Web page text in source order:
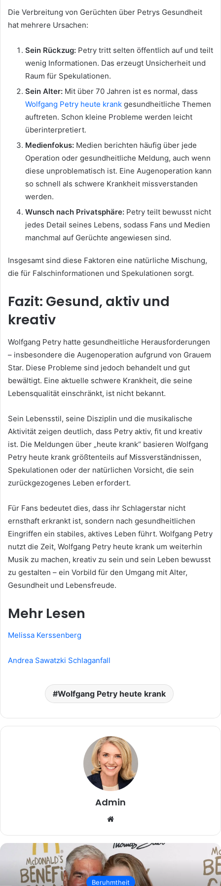
Die Verbreitung von Gerüchten über Petrys Gesundheit
hat mehrere Ursachen:
Sein Rückzug: Petry tritt selten öffentlich auf und teilt
wenig Informationen. Das erzeugt Unsicherheit und
Raum für Spekulationen.
Sein Alter: Mit über 70 Jahren ist es normal, dass
Wolfgang Petry heute krank gesundheitliche Themen
auftreten. Schon kleine Probleme werden leicht
überinterpretiert.
Medienfokus: Medien berichten häufig über jede
Operation oder gesundheitliche Meldung, auch wenn
diese unproblematisch ist. Eine Augenoperation kann
so schnell als schwere Krankheit missverstanden
werden.
Wunsch nach Privatsphäre: Petry teilt bewusst nicht
jedes Detail seines Lebens, sodass Fans und Medien
manchmal auf Gerüchte angewiesen sind.
Insgesamt sind diese Faktoren eine natürliche Mischung,
die für Falschinformationen und Spekulationen sorgt.
Fazit: Gesund, aktiv und
kreativ
Wolfgang Petry hatte gesundheitliche Herausforderungen
– insbesondere die Augenoperation aufgrund von Grauem
Star. Diese Probleme sind jedoch behandelt und gut
bewältigt. Eine aktuelle schwere Krankheit, die seine
Lebensqualität einschränkt, ist nicht bekannt.
Sein Lebensstil, seine Disziplin und die musikalische
Aktivität zeigen deutlich, dass Petry aktiv, fit und kreativ
ist. Die Meldungen über „heute krank“ basieren Wolfgang
Petry heute krank größtenteils auf Missverständnissen,
Spekulationen oder der natürlichen Vorsicht, die sein
zurückgezogenes Leben erfordert.
Für Fans bedeutet dies, dass ihr Schlagerstar nicht
ernsthaft erkrankt ist, sondern nach gesundheitlichen
Eingriffen ein stabiles, aktives Leben führt. Wolfgang Petry
nutzt die Zeit, Wolfgang Petry heute krank um weiterhin
Musik zu machen, kreativ zu sein und sein Leben bewusst
zu gestalten – ein Vorbild für den Umgang mit Alter,
Gesundheit und Lebensfreude.
Mehr Lesen
Melissa Kerssenberg
Andrea Sawatzki Schlaganfall
Wolfgang Petry heute krank
Admin
Beruhmtheit